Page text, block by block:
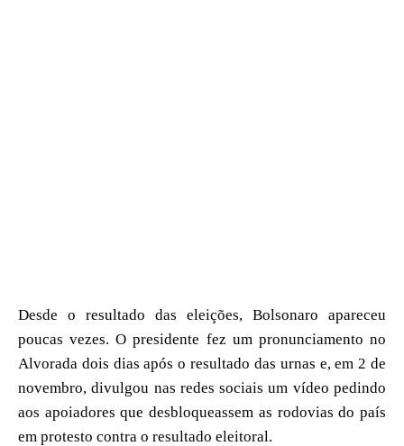
Desde o resultado das eleições, Bolsonaro apareceu
poucas vezes. O presidente fez um pronunciamento no
Alvorada dois dias após o resultado das urnas e, em 2 de
novembro, divulgou nas redes sociais um vídeo pedindo
aos apoiadores que desbloqueassem as rodovias do país
em protesto contra o resultado eleitoral.